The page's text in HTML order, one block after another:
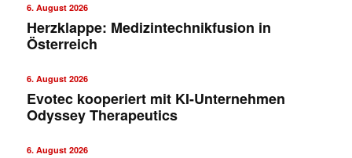
6. August 2026
Herzklappe: Medizintechnikfusion in
Österreich
6. August 2026
Evotec kooperiert mit KI-Unternehmen
Odyssey Therapeutics
6. August 2026